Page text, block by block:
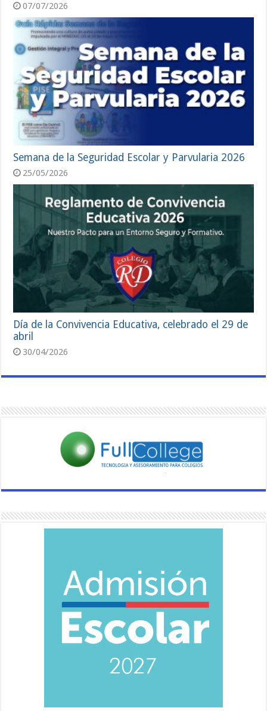
07/07/2026
Semana de la Seguridad Escolar y Parvularia 2026
25/05/2026
Día de la Convivencia Educativa, celebrado el 29 de
abril
30/04/2026